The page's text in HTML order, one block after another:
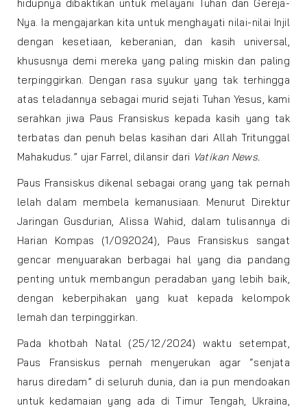
hidupnya dibaktikan untuk melayani Tuhan dan Gereja-
Nya. Ia mengajarkan kita untuk menghayati nilai-nilai Injil
dengan kesetiaan, keberanian, dan kasih universal,
khususnya demi mereka yang paling miskin dan paling
terpinggirkan. Dengan rasa syukur yang tak terhingga
atas teladannya sebagai murid sejati Tuhan Yesus, kami
serahkan jiwa Paus Fransiskus kepada kasih yang tak
terbatas dan penuh belas kasihan dari Allah Tritunggal
Mahakudus.” ujar Farrel, dilansir dari Vatikan News.
Paus Fransiskus dikenal sebagai orang yang tak pernah
lelah dalam membela kemanusiaan. Menurut Direktur
Jaringan Gusdurian, Alissa Wahid, dalam tulisannya di
Harian Kompas (1/092024), Paus Fransiskus sangat
gencar menyuarakan berbagai hal yang dia pandang
penting untuk membangun peradaban yang lebih baik,
dengan keberpihakan yang kuat kepada kelompok
lemah dan terpinggirkan.
Pada khotbah Natal (25/12/2024) waktu setempat,
Paus Fransiskus pernah menyerukan agar “senjata
harus diredam” di seluruh dunia, dan ia pun mendoakan
untuk kedamaian yang ada di Timur Tengah, Ukraina,